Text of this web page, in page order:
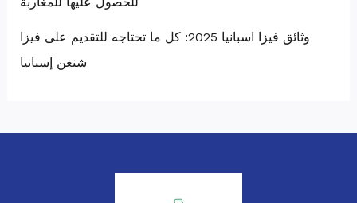
وثائق فيزا اسبانيا 2025: كل ما تحتاجه للتقديم على فيزا
شنغن إسبانيا